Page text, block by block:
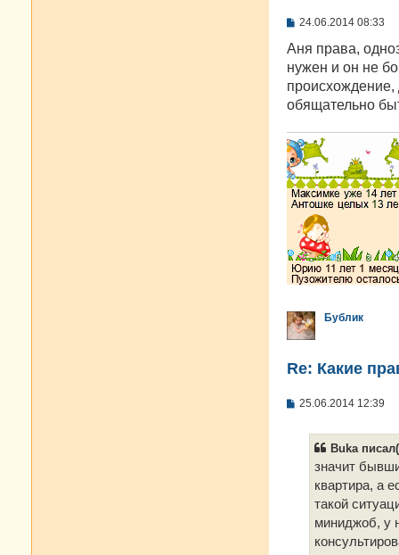
С
о
щ
е
н
и
24.06.2014 08:33
Аня права,
нужен и он не
обящательно
Бублик
Re: Какие
С
25.06.2014 12:39
Buka
значит
квартира, а
такой
миниджоб, у